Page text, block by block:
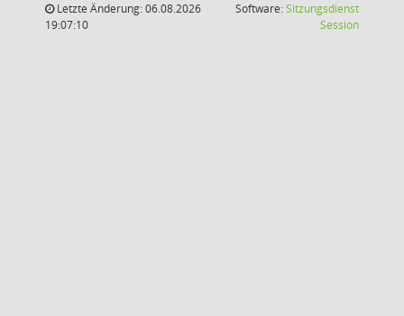
Letzte Änderung: 06.08.2026
19:07:10
Software:Sitzungsdienst
Session(Wird in